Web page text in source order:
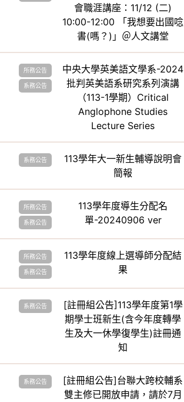
會職涯講座：11/12 (二)
10:00-12:00 「我想要出國唸
書(嗎？)」＠人文講堂
所務公告
系務公告
中央大學英美語文學系-2024
批判英美語系研究系列演講
（113-1學期）Critical
Anglophone Studies
Lecture Series
系務公告
113學年大一新生輔導說明會
簡報
所務公告
系務公告
113學年度導生分配名
單-20240906 ver
所務公告
系務公告
113學年度線上選導師分配結
果
系務公告
[註冊組公告]113學年度第1學
期學士班新生(含今年度轉學
生及大一休學復學生)註冊通
知
系務公告
[註冊組公告]台聯大跨校輔系
雙主修已開放申請，請於7月